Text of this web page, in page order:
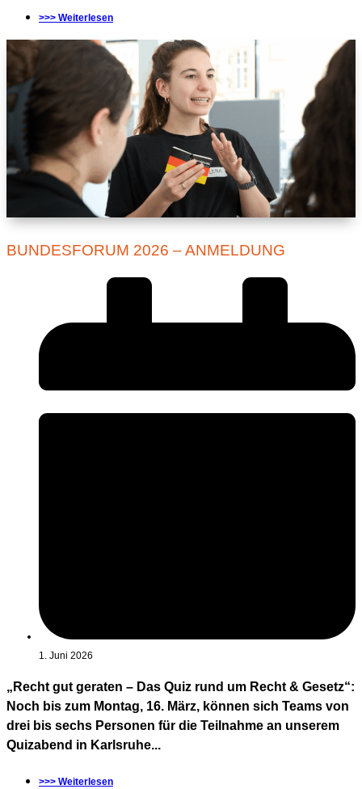
>>> Weiterlesen
BUNDESFORUM 2026 – ANMELDUNG
1. Juni 2026
„Recht gut geraten – Das Quiz rund um Recht & Gesetz“:
Noch bis zum Montag, 16. März, können sich Teams von
drei bis sechs Personen für die Teilnahme an unserem
Quizabend in Karlsruhe...
>>> Weiterlesen